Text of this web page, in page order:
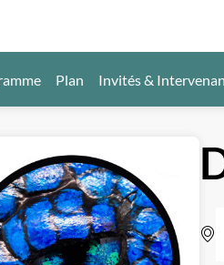
Plan Invités &